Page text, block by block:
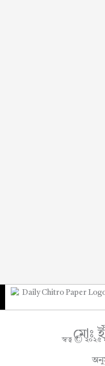
মোঃ
স্বত্ব © ২০২৫